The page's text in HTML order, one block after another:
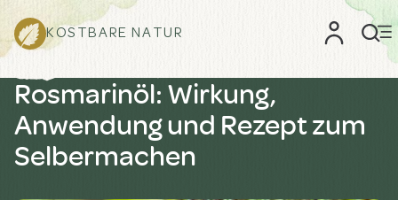
KOSTBARE NATUR
Rosmarinöl: Wirkung,
Anwendung und Rezept zum
Selbermachen